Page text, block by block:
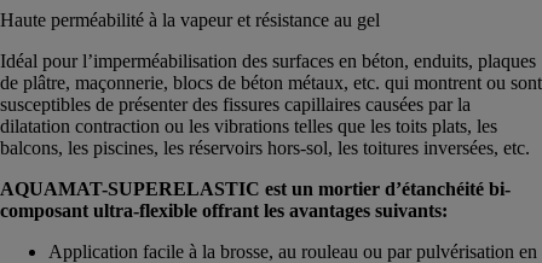
Haute perméabilité à la vapeur et résistance au gel
Idéal pour l’imperméabilisation des surfaces en béton, enduits, plaques
de plâtre, maçonnerie, blocs de béton métaux, etc. qui montrent ou sont
susceptibles de présenter des fissures capillaires causées par la
dilatation contraction ou les vibrations telles que les toits plats, les
balcons, les piscines, les réservoirs hors-sol, les toitures inversées, etc.
AQUAMAT-SUPERELASTIC est un mortier d’étanchéité bi-
composant ultra-flexible offrant les avantages suivants:
Application facile à la brosse, au rouleau ou par pulvérisation en